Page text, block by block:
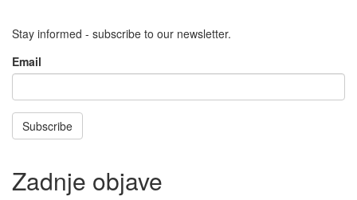
Stay informed - subscribe to our newsletter.
Email
Subscribe
Zadnje objave